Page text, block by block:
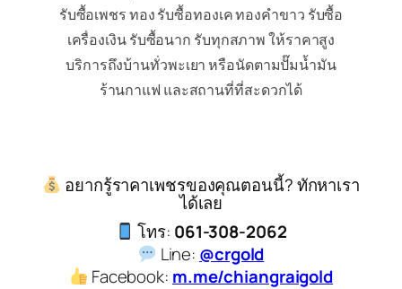
รับซื้อเพชร ทอง รับซื้อทองเค ทองคำขาว รับซื้อ
เครื่องเงิน รับซื้อนาก รับทุกสภาพ ให้ราคาสูง
บริการถึงบ้านทั่วพะเยา หรือนัดตามปั๊มน้ำมัน
ร้านกาแฟ และสถานที่ที่สะดวกได้
อยากรู้ราคาเพชรของคุณตอนนี้? ทักหาเรา
ได้เลย
โทร: 061-308-2062
Line: @crgold
Facebook: m.me/chiangraigold